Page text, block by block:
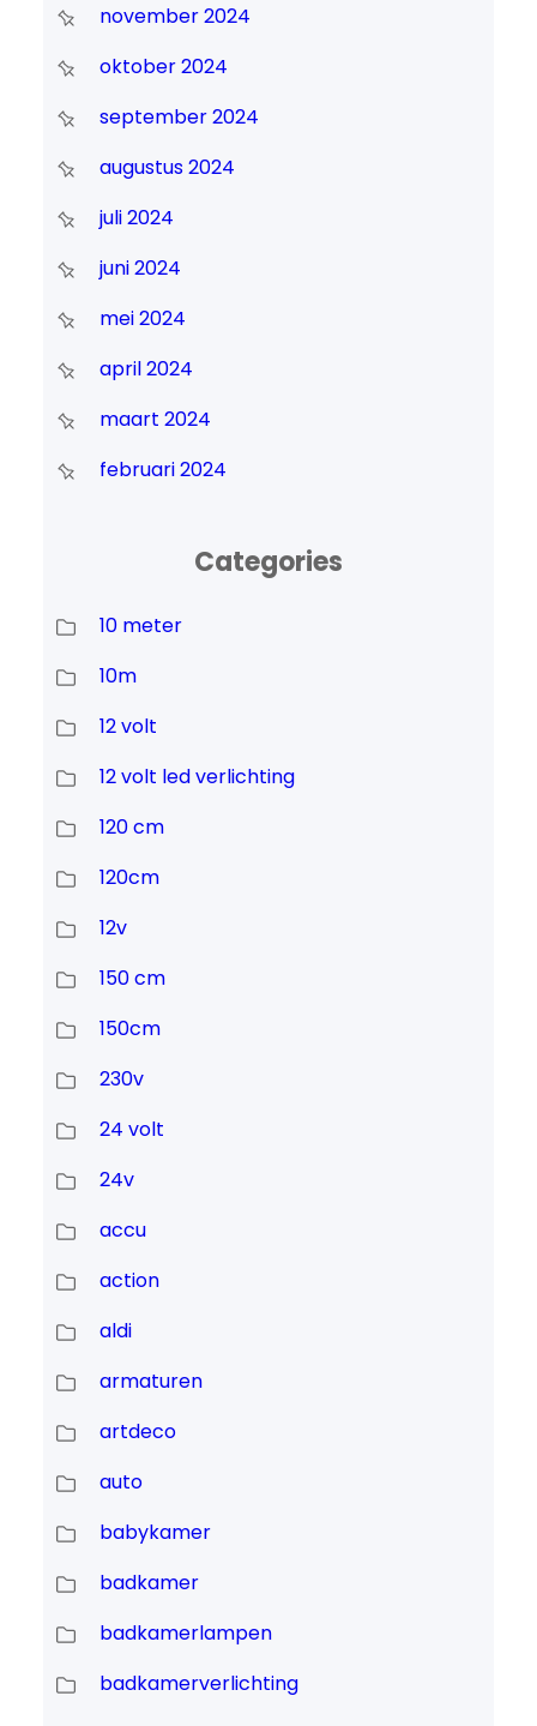
november 2024
oktober 2024
september 2024
augustus 2024
juli 2024
juni 2024
mei 2024
april 2024
maart 2024
februari 2024
Categories
10 meter
10m
12 volt
12 volt led verlichting
120 cm
120cm
12v
150 cm
150cm
230v
24 volt
24v
accu
action
aldi
armaturen
artdeco
auto
babykamer
badkamer
badkamerlampen
badkamerverlichting